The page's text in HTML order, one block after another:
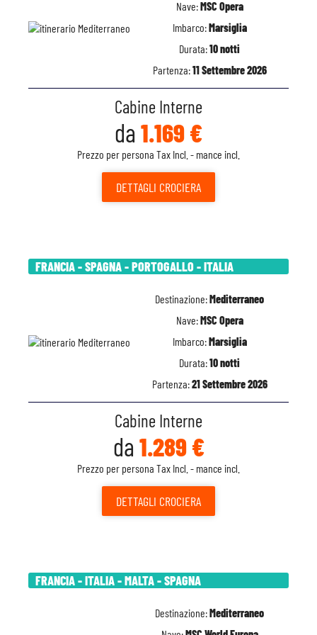
Nave:MSC Opera
Imbarco:Marsiglia
Durata:10 notti
Partenza:11 Settembre 2026
Cabine Interne
da 1.169 €
Prezzo per persona Tax Incl. - mance incl.
DETTAGLI CROCIERA
FRANCIA - SPAGNA - PORTOGALLO - ITALIA
Destinazione:Mediterraneo
Nave:MSC Opera
Imbarco:Marsiglia
Durata:10 notti
Partenza:21 Settembre 2026
Cabine Interne
da 1.289 €
Prezzo per persona Tax Incl. - mance incl.
DETTAGLI CROCIERA
FRANCIA - ITALIA - MALTA - SPAGNA
Destinazione:Mediterraneo